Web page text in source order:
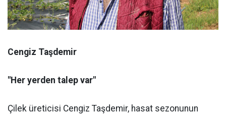
Cengiz Taşdemir
"Her yerden talep var"
Çilek üreticisi Cengiz Taşdemir, hasat sezonunun